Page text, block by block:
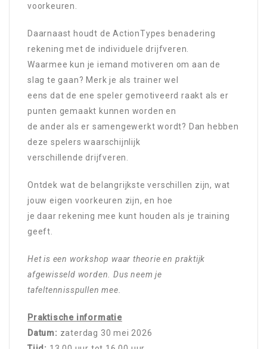
voorkeuren.
Daarnaast houdt de ActionTypes benadering
rekening met de individuele drijfveren.
Waarmee kun je iemand motiveren om aan de
slag te gaan? Merk je als trainer wel
eens dat de ene speler gemotiveerd raakt als er
punten gemaakt kunnen worden en
de ander als er samengewerkt wordt? Dan hebben
deze spelers waarschijnlijk
verschillende drijfveren.
Ontdek wat de belangrijkste verschillen zijn, wat
jouw eigen voorkeuren zijn, en hoe
je daar rekening mee kunt houden als je training
geeft.
Het is een workshop waar theorie en praktijk
afgewisseld worden. Dus neem je
tafeltennisspullen mee.
Praktische informatie
Datum: zaterdag 30 mei 2026